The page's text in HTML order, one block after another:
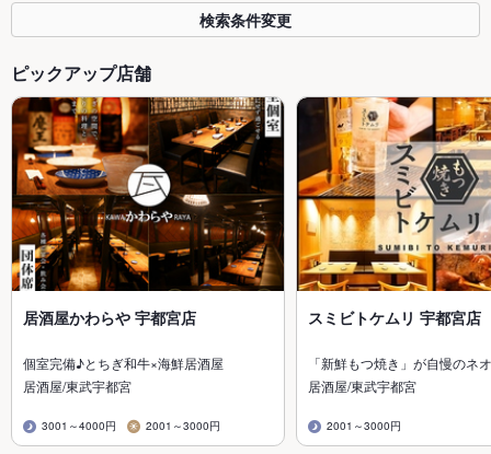
検索条件変更
ピックアップ店舗
居酒屋かわらや 宇都宮店
個室完備♪とちぎ和牛×海鮮居酒屋
居酒屋/東武宇都宮
3001～4000円 2001～3000円
スミビトケムリ 宇都宮店
「新鮮もつ焼き」が自慢のネ
居酒屋/東武宇都宮
2001～3000円